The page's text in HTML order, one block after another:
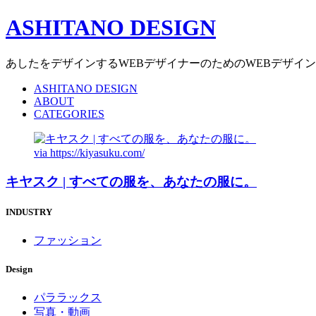
ASHITANO DESIGN
あしたをデザインするWEBデザイナーのためのWEBデザイ
ASHITANO DESIGN
ABOUT
CATEGORIES
via https://kiyasuku.com/
キヤスク | すべての服を、あなたの服に。
INDUSTRY
ファッション
Design
パララックス
写真・動画